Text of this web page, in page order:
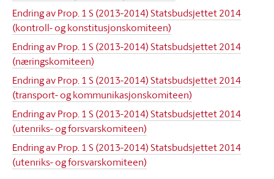
Endring av Prop. 1 S (2013-2014) Statsbudsjettet 2014
(kontroll- og konstitusjonskomiteen)
Endring av Prop. 1 S (2013-2014) Statsbudsjettet 2014
(næringskomiteen)
Endring av Prop. 1 S (2013-2014) Statsbudsjettet 2014
(transport- og kommunikasjonskomiteen)
Endring av Prop. 1 S (2013-2014) Statsbudsjettet 2014
(utenriks- og forsvarskomiteen)
Endring av Prop. 1 S (2013-2014) Statsbudsjettet 2014
(utenriks- og forsvarskomiteen)